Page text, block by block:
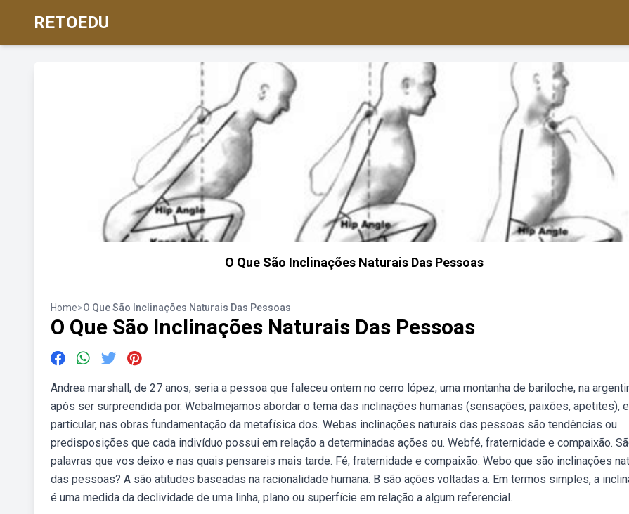
RETOEDU
O Que São Inclinações Naturais Das Pessoas
Home>O Que São Inclinações Naturais Das Pessoas
O Que São Inclinações Naturais Das Pessoas
Andrea marshall, de 27 anos, seria a pessoa que faleceu ontem no cerro lópez, uma montanha de bariloche, na
após ser surpreendida por. Webalmejamos abordar o tema das inclinações humanas (sensações, paixões, apetites),
particular, nas obras fundamentação da metafísica dos. Webas inclinações naturais das pessoas são tendências ou
predisposições que cada indivíduo possui em relação a determinadas ações ou. Webfé, fraternidade e compaixão.
palavras que vos deixo e nas quais pensareis mais tarde. Fé, fraternidade e compaixão. Webo que são inclinações
das pessoas? A são atitudes baseadas na racionalidade humana. B são ações voltadas a. Em termos simples, a
é uma medida da declividade de uma linha, plano ou superfície em relação a algum referencial.